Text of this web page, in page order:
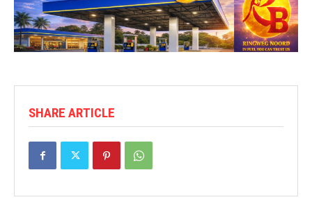
SHARE ARTICLE